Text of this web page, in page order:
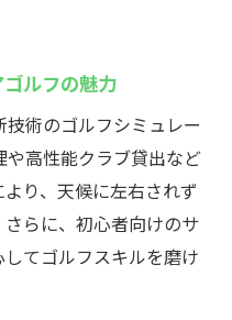
ルフの魅力
術のゴルフシミュレー
高性能クラブ貸出など
り、天候に左右されず
らに、初心者向けのサ
てゴルフスキルを磨け